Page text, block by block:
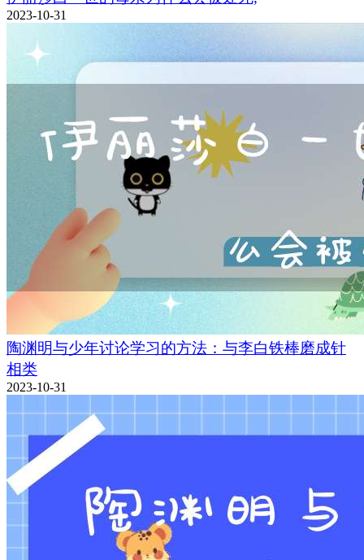
2023-10-31
陶渊明与少年讨论学习的方法：与李白铁棒磨成针
相类
2023-10-31